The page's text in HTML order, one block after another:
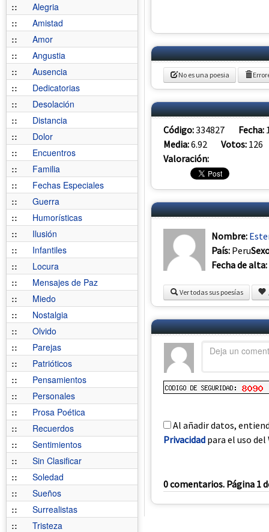
::
Alegria
::
Amistad
::
Amor
::
Angustia
::
Ausencia
::
Dedicatorias
::
Desolación
::
Distancia
::
Dolor
::
Encuentros
::
Familia
::
Fechas Especiales
::
Guerra
::
Humorísticas
::
Ilusión
::
Infantiles
::
Locura
::
Mensajes de Paz
::
Miedo
::
Nostalgia
::
Olvido
::
Parejas
::
Patrióticos
::
Pensamientos
::
Personales
::
Prosa Poética
::
Recuerdos
::
Sentimientos
::
Sin Clasificar
::
Soledad
::
Sueños
::
Surrealistas
::
Tristeza
No es una poesia
Código:334827 Fecha:
Media:6.92 Votos: 126
Valoración:
Nombre:
País: Peru
Fecha de alta:
Ver todas sus poesías
Al añadir datos,
Privacidad para el uso del
0 comentarios. Página 1